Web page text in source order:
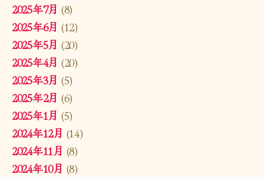
2025年7月 (8)
2025年6月 (12)
2025年5月 (20)
2025年4月 (20)
2025年3月 (5)
2025年2月 (6)
2025年1月 (5)
2024年12月 (14)
2024年11月 (8)
2024年10月 (8)